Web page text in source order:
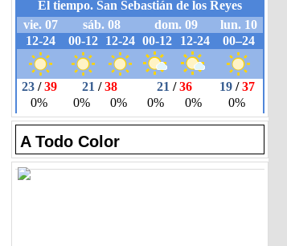
A Todo Color